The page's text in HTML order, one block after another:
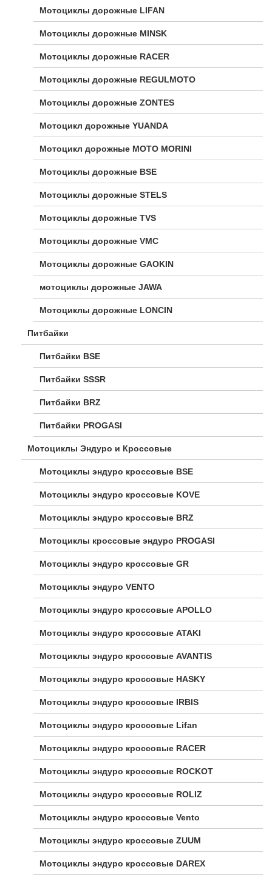
Мотоциклы дорожные LIFAN
Мотоциклы дорожные MINSK
Мотоциклы дорожные RACER
Мотоциклы дорожные REGULMOTO
Мотоциклы дорожные ZONTES
Мотоцикл дорожные YUANDA
Мотоцикл дорожные МОТО MORINI
Мотоциклы дорожные BSE
Мотоциклы дорожные STELS
Мотоциклы дорожные TVS
Мотоциклы дорожные VMC
Мотоциклы дорожные GAOKIN
мотоциклы дорожные JAWA
Мотоциклы дорожные LONCIN
Питбайки
Питбайки BSE
Питбайки SSSR
Питбайки BRZ
Питбайки PROGASI
Мотоциклы Эндуро и Кроссовые
Мотоциклы эндуро кроссовые BSE
Мотоциклы эндуро кроссовые KOVE
Мотоциклы эндуро кроссовые BRZ
Мотоциклы кроссовые эндуро PROGASI
Мотоциклы эндуро кроссовые GR
Мотоциклы эндуро VENTO
Мотоциклы эндуро кроссовые APOLLO
Мотоциклы эндуро кроссовые ATAKI
Мотоциклы эндуро кроссовые AVANTIS
Мотоциклы эндуро кроссовые HASKY
Мотоциклы эндуро кроссовые IRBIS
Мотоциклы эндуро кроссовые Lifan
Мотоциклы эндуро кроссовые RACER
Мотоциклы эндуро кроссовые ROCKOT
Мотоциклы эндуро кроссовые ROLIZ
Мотоциклы эндуро кроссовые Vento
Мотоциклы эндуро кроссовые ZUUM
Мотоциклы эндуро кроссовые DAREX